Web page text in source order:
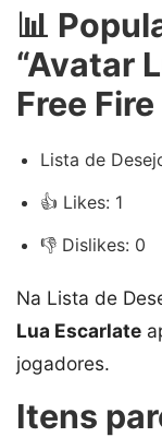
📊
“Avatar
Free Fire
Lista de
👍 Likes: 1
👎 Dislikes: 0
Na Lista de
Lua Escarlate
jogadores.
Itens